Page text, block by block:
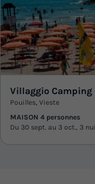
Villaggio Camping
Pouilles, Vieste
MAISON 4 personnes
Du 30 sept. au 3 oct., 3